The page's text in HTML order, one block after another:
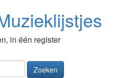
in één register
Zoeken